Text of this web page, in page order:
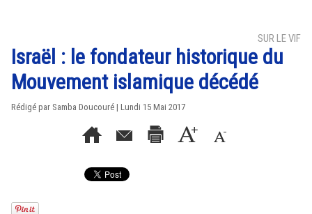
SUR LE VIF
Israël : le fondateur historique du
Mouvement islamique décédé
Rédigé par Samba Doucouré | Lundi 15 Mai 2017